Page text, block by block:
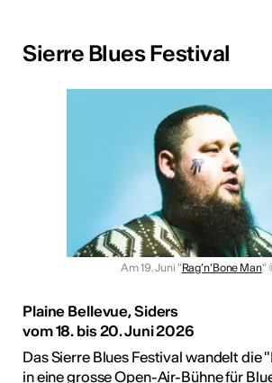
Sierre Blues Festival
Am 19. Juni "Rag’n’Bone Man"
Plaine Bellevue, Siders
vom 18. bis 20. Juni 2026
Das Sierre Blues Festival wandelt die
in eine grosse Open-Air-Bühne für